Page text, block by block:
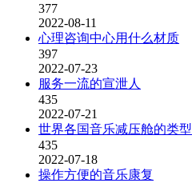
377
2022-08-11
心理咨询中心用什么材质
397
2022-07-23
服务一流的宣泄人
435
2022-07-21
世界各国音乐减压舱的类型
435
2022-07-18
操作方便的音乐康复